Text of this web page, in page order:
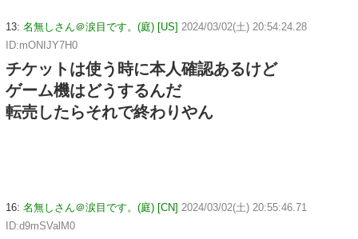
13: 名無しさん＠涙目です。(庭) [US] 2024/03/02(土) 20:54:24.28
ID:mONIJY7H0
チケットは使う時に本人確認あるけど
ゲーム機はどうするんだ
転売したらそれで終わりやん
16: 名無しさん＠涙目です。(庭) [CN] 2024/03/02(土) 20:55:46.71
ID:d9mSValM0